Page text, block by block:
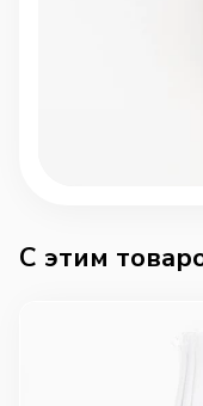
C этим